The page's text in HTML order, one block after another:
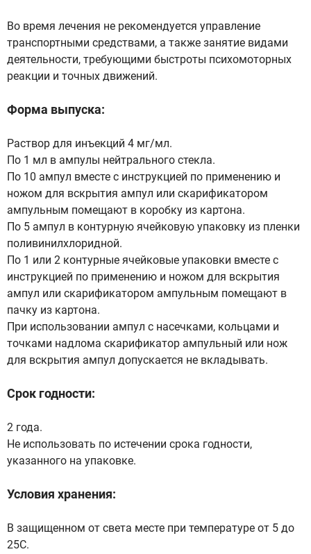
Во время лечения не рекомендуется управление
транспортными средствами, а также занятие видами
деятельности, требующими быстроты психомоторных
реакции и точных движений.
Форма выпуска:
Раствор для инъекций 4 мг/мл.
По 1 мл в ампулы нейтрального стекла.
По 10 ампул вместе с инструкцией по применению и
ножом для вскрытия ампул или скарификатором
ампульным помещают в коробку из картона.
По 5 ампул в контурную ячейковую упаковку из пленки
поливинилхлоридной.
По 1 или 2 контурные ячейковые упаковки вместе с
инструкцией по применению и ножом для вскрытия
ампул или скарификатором ампульным помещают в
пачку из картона.
При использовании ампул с насечками, кольцами и
точками надлома скарификатор ампульный или нож
для вскрытия ампул допускается не вкладывать.
Срок годности:
2 года.
Не использовать по истечении срока годности,
указанного на упаковке.
Условия хранения:
В защищенном от света месте при температуре от 5 до
25С.